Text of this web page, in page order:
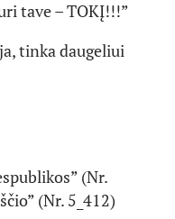
tave – TOKĮ!!!”
tinka daugeliui
(Nr.
(Nr. 5_412)